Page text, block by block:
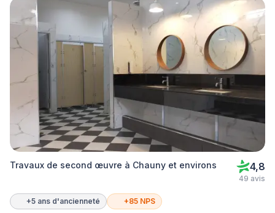
Travaux de second œuvre à Chauny et environs 4,8
49 avis
+5 ans d'ancienneté +85 NPS